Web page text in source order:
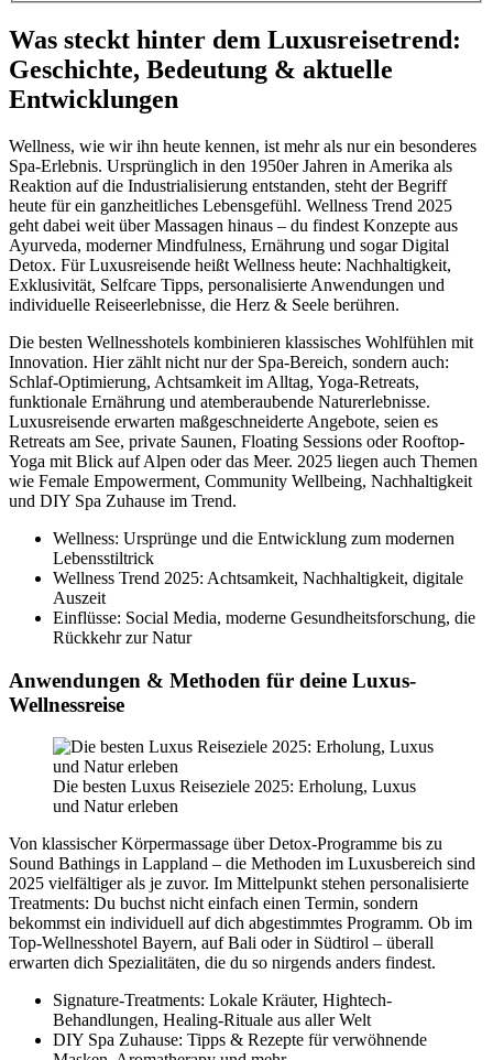
Was steckt hinter dem Luxusreisetrend:
Geschichte, Bedeutung & aktuelle
Entwicklungen
Wellness, wie wir ihn heute kennen, ist mehr als nur ein besonderes
Spa-Erlebnis. Ursprünglich in den 1950er Jahren in Amerika als
Reaktion auf die Industrialisierung entstanden, steht der Begriff
heute für ein ganzheitliches Lebensgefühl. Wellness Trend 2025
geht dabei weit über Massagen hinaus – du findest Konzepte aus
Ayurveda, moderner Mindfulness, Ernährung und sogar Digital
Detox. Für Luxusreisende heißt Wellness heute: Nachhaltigkeit,
Exklusivität, Selfcare Tipps, personalisierte Anwendungen und
individuelle Reiseerlebnisse, die Herz & Seele berühren.
Die besten Wellnesshotels kombinieren klassisches Wohlfühlen mit
Innovation. Hier zählt nicht nur der Spa-Bereich, sondern auch:
Schlaf-Optimierung, Achtsamkeit im Alltag, Yoga-Retreats,
funktionale Ernährung und atemberaubende Naturerlebnisse.
Luxusreisende erwarten maßgeschneiderte Angebote, seien es
Retreats am See, private Saunen, Floating Sessions oder Rooftop-
Yoga mit Blick auf Alpen oder das Meer. 2025 liegen auch Themen
wie Female Empowerment, Community Wellbeing, Nachhaltigkeit
und DIY Spa Zuhause im Trend.
Wellness: Ursprünge und die Entwicklung zum modernen
Lebensstiltrick
Wellness Trend 2025: Achtsamkeit, Nachhaltigkeit, digitale
Auszeit
Einflüsse: Social Media, moderne Gesundheitsforschung, die
Rückkehr zur Natur
Anwendungen & Methoden für deine Luxus-
Wellnessreise
Die besten Luxus Reiseziele 2025: Erholung, Luxus
und Natur erleben
Von klassischer Körpermassage über Detox-Programme bis zu
Sound Bathings in Lappland – die Methoden im Luxusbereich sind
2025 vielfältiger als je zuvor. Im Mittelpunkt stehen personalisierte
Treatments: Du buchst nicht einfach einen Termin, sondern
bekommst ein individuell auf dich abgestimmtes Programm. Ob im
Top-Wellnesshotel Bayern, auf Bali oder in Südtirol – überall
erwarten dich Spezialitäten, die du so nirgends anders findest.
Signature-Treatments: Lokale Kräuter, Hightech-
Behandlungen, Healing-Rituale aus aller Welt
DIY Spa Zuhause: Tipps & Rezepte für verwöhnende